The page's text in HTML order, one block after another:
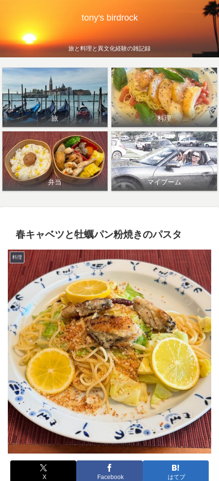
tony's birdrock
旅と料理と異文化経験の雑記録
旅 料理
弁当 マイブーム
春キャベツと牡蠣パン粉焼きのパスタ
料理
X Facebook はてブ